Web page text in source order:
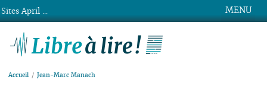
MENU
Accueil Jean-Marc Manach
Sites April ...